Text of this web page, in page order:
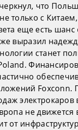
что
только с
еще есть шанс
выразил
станет
Foxconn.
не
от